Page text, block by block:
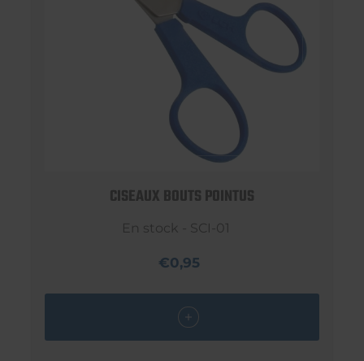
CISEAUX BOUTS POINTUS
En stock - SCI-01
€0,95